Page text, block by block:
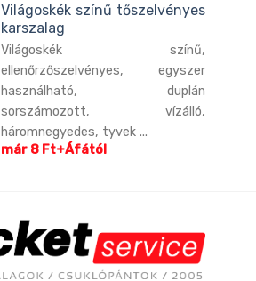
Világoskék színű tőszelvényes
karszalag
Világoskék színű,
ellenőrzőszelvényes, egyszer
használható, duplán
sorszámozott, vízálló,
háromnegyedes, tyvek ...
már 8 Ft+Áfától